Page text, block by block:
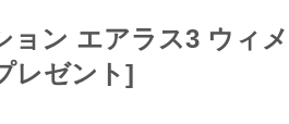
ョン エアラス3 ウィメ
レゼント]